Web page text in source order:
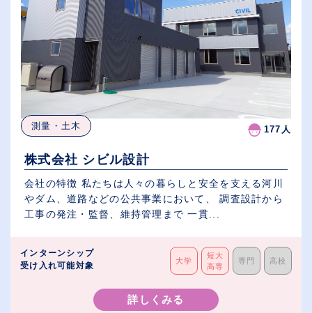
測量・土木 177人
株式会社 シビル設計
会社の特徴 私たちは人々の暮らしと安全を支える河川
やダム、道路などの公共事業において、 調査設計から
工事の発注・監督、維持管理まで 一貫...
インターンシップ
受け入れ可能対象
大学
短大
高専
専門 高校
詳しくみる